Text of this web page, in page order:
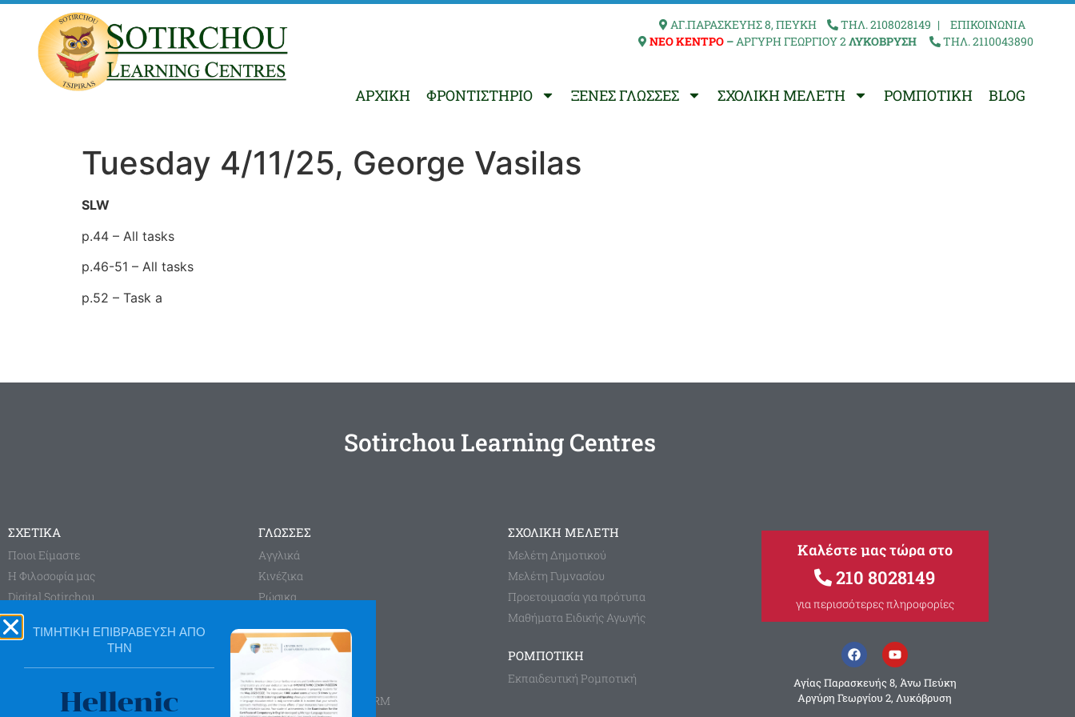
ΑΓ.ΠΑΡΑΣΚΕΥΗΣ 8, ΠΕΥΚΗ ΤΗΛ. 2108028149 |
ΕΠΙΚΟΙΝΩΝΙΑ
ΝΕΟ ΚΕΝΤΡΟ –ΑΡΓΥΡΗ ΓΕΩΡΓΙΟΥ 2 ΛΥΚΟΒΡΥΣΗ ΤΗΛ. 2110043890
ΑΡΧΙΚΗ ΦΡΟΝΤΙΣΤΗΡΙΟ ΞΕΝΕΣ ΓΛΩΣΣΕΣ ΣΧΟΛΙΚΗ ΜΕΛΕΤΗ ΡΟΜΠΟΤΙΚΗ BLOG
Tuesday 4/11/25, George Vasilas
SLW
p.44 – All tasks
p.46-51 – All tasks
p.52 – Task a
Sotirchou Learning Centres
ΣΧΕΤΙΚΑ
Ποιοι Είμαστε
Η Φιλοσοφία μας
Digital Sotirchou
Sotirchou Learning System
Blog
ΓΛΩΣΣΕΣ
Aγγλικά
Κινέζικα
Ρώσικα
Γερμανικά
Ιταλικά
HOMEWORK PLATFORM
ΣΧΟΛΙΚΗ ΜΕΛΕΤΗ
Μελέτη Δημοτικού
Μελέτη Γυμνασίου
Προετοιμασία για πρότυπα
Μαθήματα Ειδικής Αγωγής
ΡΟΜΠΟΤΙΚΗ
Εκπαιδευτική Ρομποτική
Καλέστε μας τώρα στο
210 8028149
για περισσότερες πληροφορίες
Αγίας Παρασκευής 8, Άνω Πεύκη
Αργύρη Γεωργίου 2, Λυκόβρυση
ΤΙΜΗΤΙΚΗ ΕΠΙΒΡΑΒΕΥΣΗ ΑΠΟ
ΤΗΝ
Hellenic